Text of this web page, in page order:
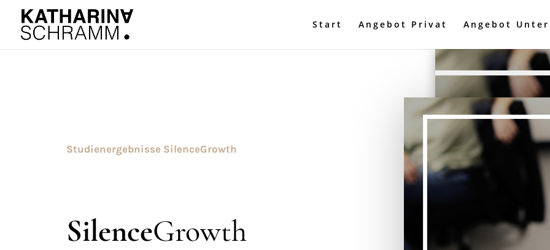
Start Angebot Privat Angebot
Studienergebnisse SilenceGrowth
SilenceGrowth